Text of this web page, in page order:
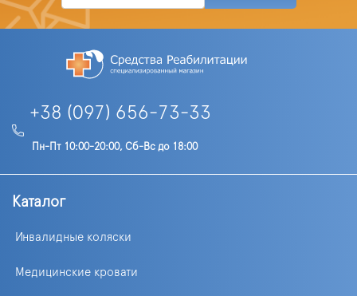
+38 (097) 656-73-33
Пн-Пт 10:00-20:00, Сб-Вс до 18:00
Каталог
Инвалидные коляски
Медицинские кровати